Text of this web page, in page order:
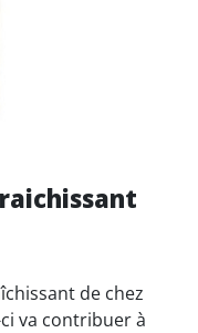
de chez
va contribuer à